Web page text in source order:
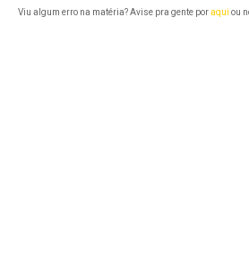
Viu algum erro na matéria? Avise pra gente poraqui ou